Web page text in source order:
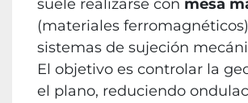
suele realizarse con mesa
(materiales
sistemas de sujeción
El objetivo es controlar la
el plano, reduciendo